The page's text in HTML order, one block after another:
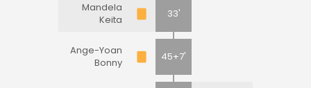
Mandela
Keita
33'
Ange-Yoan
Bonny
45+7'